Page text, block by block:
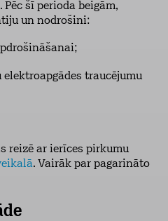
šī perioda beigām,
un nodrošini:
traucējumu
reizē ar ierīces pirkumu
. Vairāk par pagarināto